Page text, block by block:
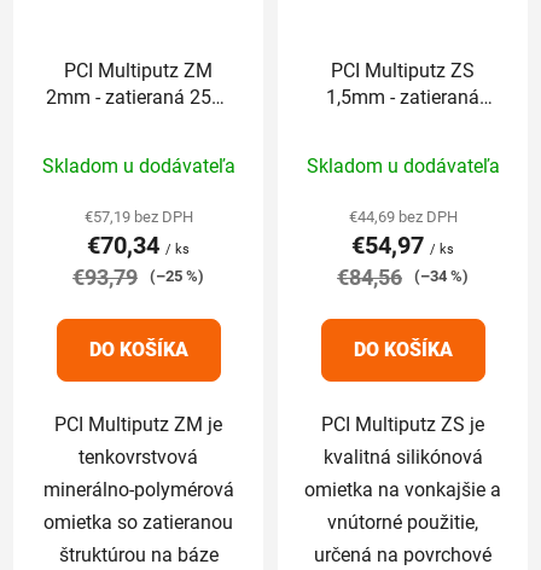
PCI Multiputz ZM
2mm - zatieraná 25kg
hodnotenie
produktu
je
5,0
5
hviezdičiek.
Skladom u dodávateľa
€57,19 bez DPH
€70,34 / ks
€93,79 (–25 %)
DO KOŠÍKA
PCI Multiputz ZM je
tenkovrstvová
minerálno-polymérová
omietka so zatieranou
štruktúrou na báze
PCI Multiputz ZS
1,5mm - zatieraná
hodnotenie
produktu
je
5,0
5
hviezdičiek.
Skladom u dodávateľa
€44,69 bez DPH
€54,97 / ks
€84,56 (–34 %)
DO KOŠÍKA
PCI Multiputz ZS je
kvalitná silikónová
omietka na vonkajšie a
vnútorné použitie,
určená na povrchové